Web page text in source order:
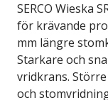
SERCO Wieska
för krävande
mm längre
Starkare och
vridkrans.
och